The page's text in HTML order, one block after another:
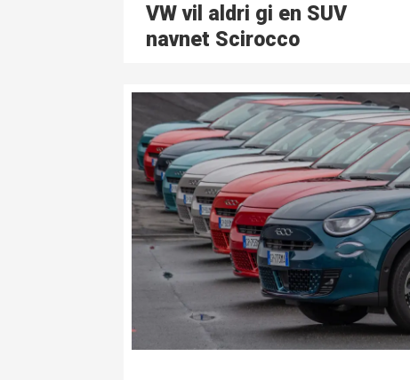
VW vil aldri gi en SUV
navnet Scirocco